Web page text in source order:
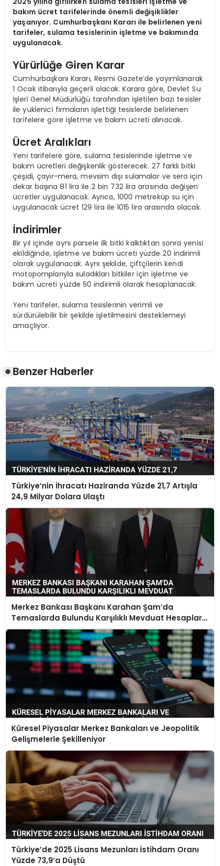
bakım ücret tarifelerinde önemli değişiklikler
yaşanıyor. Cumhurbaşkanı Kararı ile belirlenen yeni
tarifeler, sulama tesislerinin işletme ve bakımında
uygulanacak.
Yürürlüğe Giren Karar
Cumhurbaşkanı Kararı, Resmi Gazete’de yayımlanarak
1 Ocak itibarıyla geçerli olacak. Karara göre, Devlet Su
İşleri Genel Müdürlüğü tarafından işletilen bazı tesisler
ile yüklenici firmaların işlettiği tesislerde belirlenen
tarifelere göre işletme ve bakım ücreti alınacak.
Ücret Aralıkları
Yeni tarifelere göre, sulama tesislerinde işletme ve
bakım ücretleri değişkenlik gösterecek. 27 farklı bitki
çeşidi, çayır-mera, mevsim dışı sulamalar ve sera için
dekar başına 81 lira ile 2 bin 732 lira arasında değişen
ücretler uygulanacak. Ayrıca, 1000 metreküp su için
uygulanacak ücret 129 lira ile 1015 lira arasında olacak.
İndirimler
Bir yıl içinde aynı parsele ilk bitki kalktıktan sonra yenisi
ekildiğinde, işletme ve bakım ücreti yüzde 20 indirimli
olarak uygulanacak. Aynı şekilde, çiftçilerin kendi
motopomplarıyla suladıkları bitkiler için işletme ve
bakım ücreti yüzde 50 indirimli olarak hesaplanacak.
Yeni tarifeler, sulama tesislerinin verimli ve
sürdürülebilir bir şekilde işletilmesini desteklemeyi
amaçlıyor.
Benzer Haberler
Türkiye’nin İhracatı Haziranda Yüzde 21,7 Artışla
24,9 Milyar Dolara Ulaştı
Merkez Bankası Başkanı Karahan Şam’da
Temaslarda Bulundu Karşılıklı Mevduat Hesapları
Açılacak
Küresel Piyasalar Merkez Bankaları ve Jeopolitik
Gelişmelerle Şekilleniyor
Türkiye’de 2025 Lisans Mezunları İstihdam Oranı
Yüzde 73,9’a Düştü